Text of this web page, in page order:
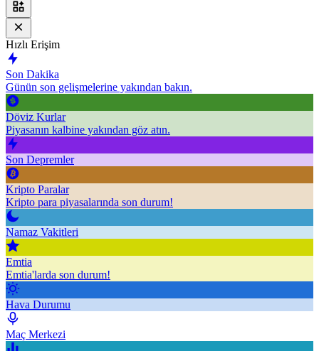
Hızlı Erişim
Son Dakika
Günün son gelişmelerine yakından bakın.
Döviz Kurlar
Piyasanın kalbine yakından göz atın.
Son Depremler
Kripto Paralar
Kripto para piyasalarında son durum!
Namaz Vakitleri
Emtia
Emtia'larda son durum!
Hava Durumu
Maç Merkezi